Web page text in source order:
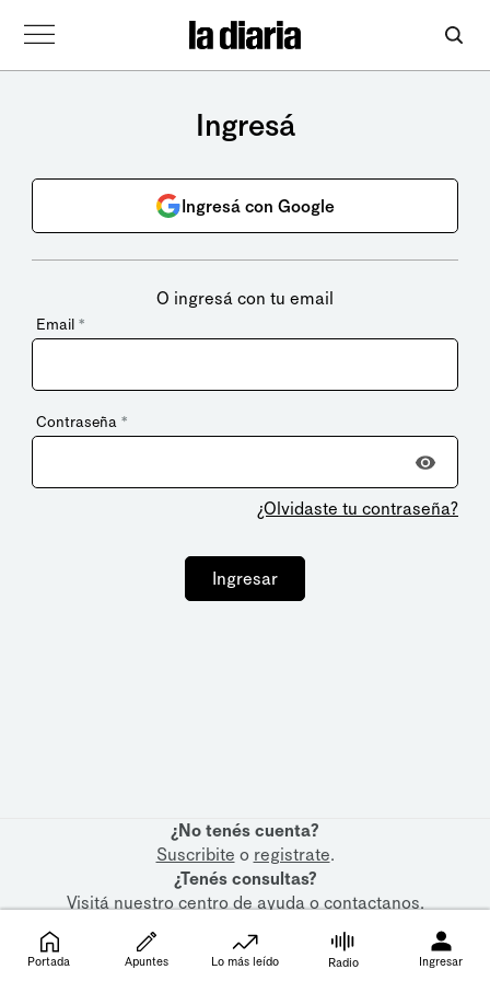
Ingresá
Ingresá con Google
O ingresá con tu email
Email *
Contraseña *
¿Olvidaste tu contraseña?
Ingresar
¿No tenés cuenta?
Suscribite o registrate.
¿Tenés consultas?
Visitá nuestrocentro de ayudaocontactanos.
Portada Apuntes Lo más leído Radio Ingresar